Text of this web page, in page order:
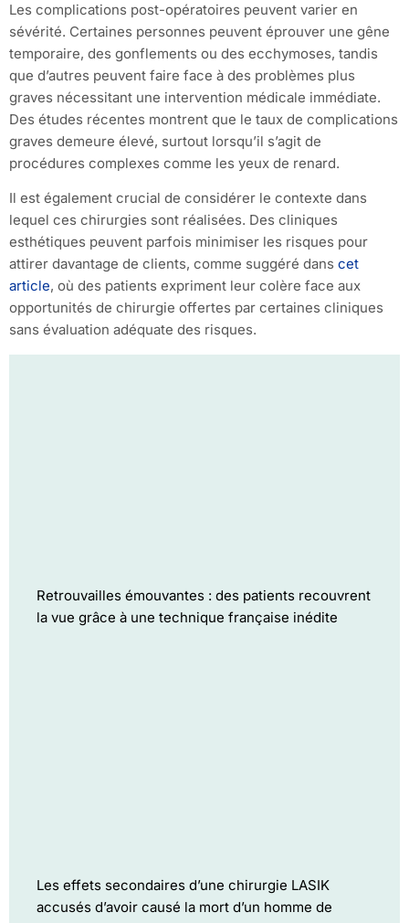
Les complications post-opératoires peuvent varier en
sévérité. Certaines personnes peuvent éprouver une gêne
temporaire, des gonflements ou des ecchymoses, tandis
que d’autres peuvent faire face à des problèmes plus
graves nécessitant une intervention médicale immédiate.
Des études récentes montrent que le taux de complications
graves demeure élevé, surtout lorsqu’il s’agit de
procédures complexes comme les yeux de renard.
Il est également crucial de considérer le contexte dans
lequel ces chirurgies sont réalisées. Des cliniques
esthétiques peuvent parfois minimiser les risques pour
attirer davantage de clients, comme suggéré dans cet
article, où des patients expriment leur colère face aux
opportunités de chirurgie offertes par certaines cliniques
sans évaluation adéquate des risques.
Retrouvailles émouvantes : des patients recouvrent
la vue grâce à une technique française inédite
Les effets secondaires d’une chirurgie LASIK
accusés d’avoir causé la mort d’un homme de